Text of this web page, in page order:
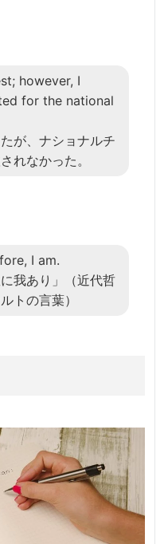
however, I
for the national
が、ナショナルチ
れなかった。
I am.
に我あり」（近代哲
トの言葉）